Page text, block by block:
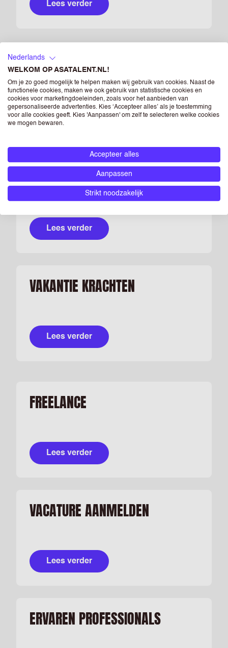
Lees verder
UITZENDEN
Lees verder
SNELLE LEVERING
Lees verder
VAKANTIE KRACHTEN
Lees verder
FREELANCE
Lees verder
VACATURE AANMELDEN
Lees verder
ERVAREN PROFESSIONALS
Nederlands
WELKOM OP ASATALENT.NL!
Om je zo goed mogelijk te helpen maken wij gebruik van cookies. Naast de
functionele cookies, maken we ook gebruik van statistische cookies en
cookies voor marketingdoeleinden, zoals voor het aanbieden van
gepersonaliseerde advertenties. Kies ‘Accepteer alles’ als je toestemming
voor alle cookies geeft. Kies 'Aanpassen' om zelf te selecteren welke cookies
we mogen bewaren.
Accepteer alles
Aanpassen
Strikt noodzakelijk